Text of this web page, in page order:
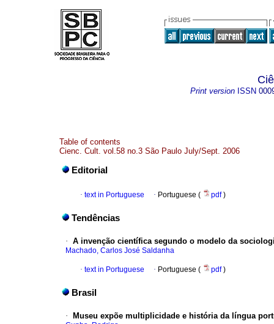
Print version ISSN
Table of contents
Cienc. Cult. vol.58 no.3 São Paulo July/Sept. 2006
Editorial
· text in Portuguese · Portuguese ( pdf)
Tendências
· A invenção científica segundo o modelo da
Machado, Carlos José Saldanha
· text in Portuguese · Portuguese ( pdf)
Brasil
· Museu expõe multiplicidade e história da língua